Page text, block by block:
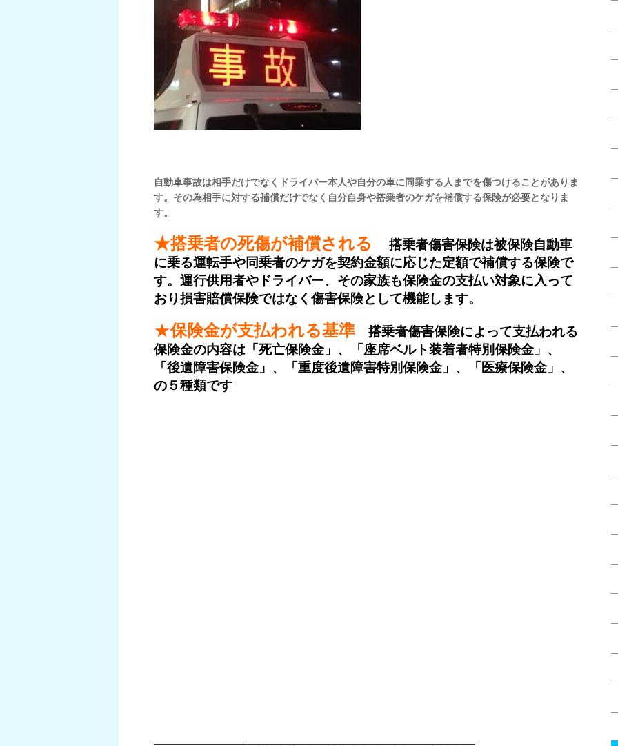
自動車事故は相手だけでなくドライバー本人や自分の車に同乗する人までを傷つけることがありま
す。その為相手に対する補償だけでなく自分自身や搭乗者のケガを補償する保険が必要となりま
す。
★搭乗者の死傷が補償される搭乗者傷害保険は被保険自動車
に乗る運転手や同乗者のケガを契約金額に応じた定額で補償する保険で
す。運行供用者やドライバー、その家族も保険金の支払い対象に入って
おり損害賠償保険ではなく傷害保険として機能します。
★保険金が支払われる基準
搭乗者傷害保険によって支払われる
保険金の内容は「死亡保険金」、「座席ベルト装着者特別保険金」、
「後遺障害保険金」、「重度後遺障害特別保険金」、「医療保険金」、
の５種類です